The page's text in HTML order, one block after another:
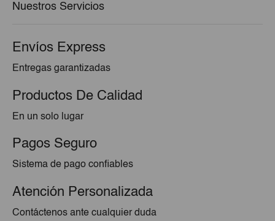
Nuestros Servicios
Envíos Express
Entregas garantizadas
Productos De Calidad
En un solo lugar
Pagos Seguro
Sistema de pago confiables
Atención Personalizada
Contáctenos ante cualquier duda